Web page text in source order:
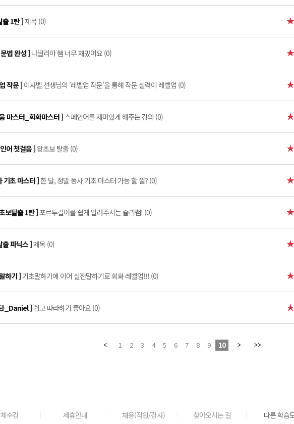
출 1탄 ]제목 (0)
법 완성 ] 나딸리아 쌤 너무 재밌어요 (0)
작문 ] 이사벨 선생님의 '레벨업 작문'을 통해 작문 실력이 레벨업 (0)
마스터_회화마스터 ]스페인어를 재미있게 해주는 강의 (0)
어 첫걸음 ]왕초보 탈출 (0)
기초 마스터 ]한 달, 정말 동사 기초 마스터 가능 할 껄? (0)
보탈출 1탄 ]포르투갈어를 쉽게 알려주시는 쥴리쌤! (0)
출 파닉스 ]제목 (0)
하기 ] 기초말하기에 이어 실전말하기로 회화 레벨업!!! (0)
_Daniel ] 쉽고 따라하기 좋아요 (0)
1 2 3 4 5 6 7 8 9 10
수강 제휴안내 채용(직원/강사) 찾아오시는 길 다른 학습